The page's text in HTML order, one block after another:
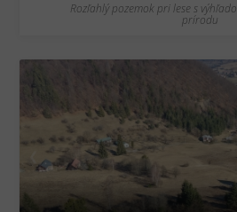
Rozľahlý pozemok pri lese s
prírodu